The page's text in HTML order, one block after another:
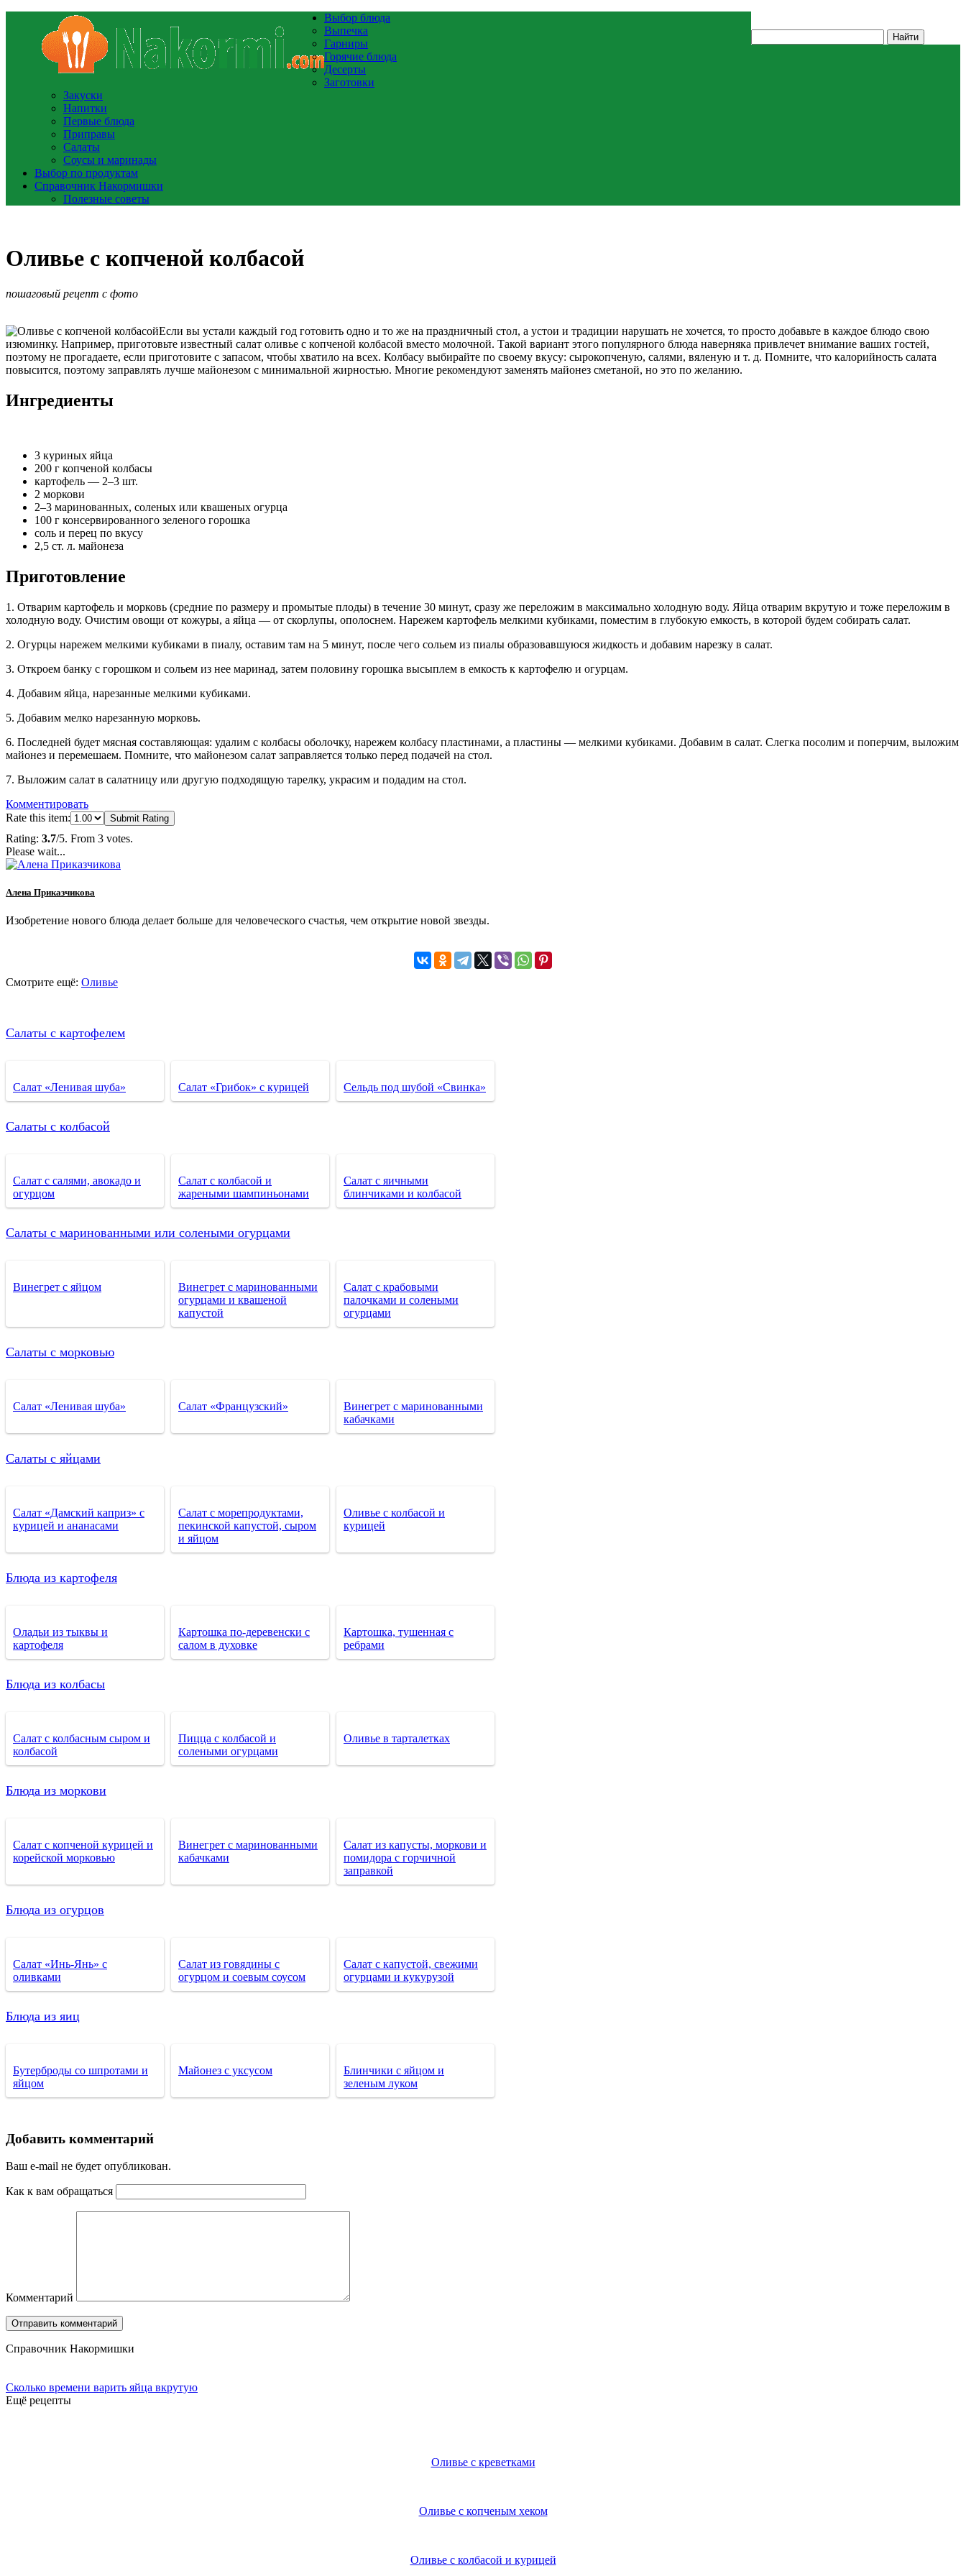
Выбор блюда
Выпечка
Гарниры
Горячие блюда
Десерты
Заготовки
Закуски
Напитки
Первые блюда
Приправы
Салаты
Соусы и маринады
Выбор по продуктам
Справочник Накормишки
Полезные советы
Оливье с копченой колбасой
пошаговый рецепт с фото
Если вы устали каждый год готовить одно и то же на праздничный стол, а устои и традиции нарушать не хочется, то просто добавьте в каждое блюдо свою
изюминку. Например, приготовьте известный салат оливье с копченой колбасой вместо молочной. Такой вариант этого популярного блюда наверняка привлечет внимание ваших гостей,
поэтому не прогадаете, если приготовите с запасом, чтобы хватило на всех. Колбасу выбирайте по своему вкусу: сырокопченую, салями, вяленую и т. д. Помните, что калорийность салата
повысится, поэтому заправлять лучше майонезом с минимальной жирностью. Многие рекомендуют заменять майонез сметаной, но это по желанию.
Ингредиенты
3 куриных яйца
200 г копченой колбасы
картофель — 2–3 шт.
2 моркови
2–3 маринованных, соленых или квашеных огурца
100 г консервированного зеленого горошка
соль и перец по вкусу
2,5 ст. л. майонеза
Приготовление
1. Отварим картофель и морковь (средние по размеру и промытые плоды) в течение 30 минут, сразу же переложим в максимально холодную воду. Яйца отварим вкрутую и тоже переложим в
холодную воду. Очистим овощи от кожуры, а яйца — от скорлупы, ополоснем. Нарежем картофель мелкими кубиками, поместим в глубокую емкость, в которой будем собирать салат.
2. Огурцы нарежем мелкими кубиками в пиалу, оставим там на 5 минут, после чего сольем из пиалы образовавшуюся жидкость и добавим нарезку в салат.
3. Откроем банку с горошком и сольем из нее маринад, затем половину горошка высыплем в емкость к картофелю и огурцам.
4. Добавим яйца, нарезанные мелкими кубиками.
5. Добавим мелко нарезанную морковь.
6. Последней будет мясная составляющая: удалим с колбасы оболочку, нарежем колбасу пластинами, а пластины — мелкими кубиками. Добавим в салат. Слегка посолим и поперчим, выложим
майонез и перемешаем. Помните, что майонезом салат заправляется только перед подачей на стол.
7. Выложим салат в салатницу или другую подходящую тарелку, украсим и подадим на стол.
Комментировать
Rate this item:
Submit Rating
Rating: 3.7/5. From 3 votes.
Please wait...
Алена Приказчикова
Изобретение нового блюда делает больше для человеческого счастья, чем открытие новой звезды.
Смотрите ещё: Оливье
Салаты с картофелем
Салат «Ленивая шуба» Салат «Грибок» с курицей Сельдь под шубой «Свинка»
Салаты с колбасой
Салат с салями, авокадо и
огурцом
Салат с колбасой и
жареными шампиньонами
Салат с яичными
блинчиками и колбасой
Салаты с маринованными или солеными огурцами
Винегрет с яйцом
Винегрет с маринованными
огурцами и квашеной
капустой
Салат с крабовыми
палочками и солеными
огурцами
Салаты с морковью
Салат «Ленивая шуба» Салат «Французский»
Винегрет с маринованными
кабачками
Салаты с яйцами
Салат «Дамский каприз» с
курицей и ананасами
Салат с морепродуктами,
пекинской капустой, сыром
и яйцом
Оливье с колбасой и
курицей
Блюда из картофеля
Оладьи из тыквы и
картофеля
Картошка по-деревенски с
салом в духовке
Картошка, тушенная с
ребрами
Блюда из колбасы
Салат с колбасным сыром и
колбасой
Пицца с колбасой и
солеными огурцами
Оливье в тарталетках
Блюда из моркови
Салат с копченой курицей и
корейской морковью
Винегрет с маринованными
кабачками
Салат из капусты, моркови и
помидора с горчичной
заправкой
Блюда из огурцов
Салат «Инь-Янь» с
оливками
Салат из говядины с
огурцом и соевым соусом
Салат с капустой, свежими
огурцами и кукурузой
Блюда из яиц
Бутерброды со шпротами и
яйцом
Майонез с уксусом
Блинчики с яйцом и
зеленым луком
Добавить комментарий
Ваш e-mail не будет опубликован.
Как к вам обращаться
Комментарий
Справочник Накормишки
Сколько времени варить яйца вкрутую
Ещё рецепты
Оливье с креветками
Оливье с копченым хеком
Оливье с колбасой и курицей